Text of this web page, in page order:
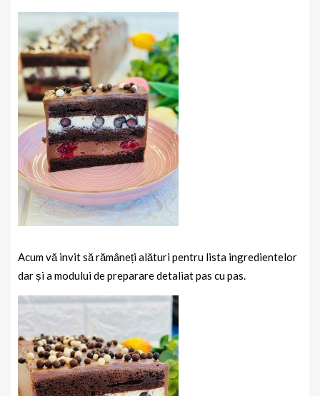
Acum vă invit să rămâneți alături pentru lista ingredientelor
dar și a modului de preparare detaliat pas cu pas.